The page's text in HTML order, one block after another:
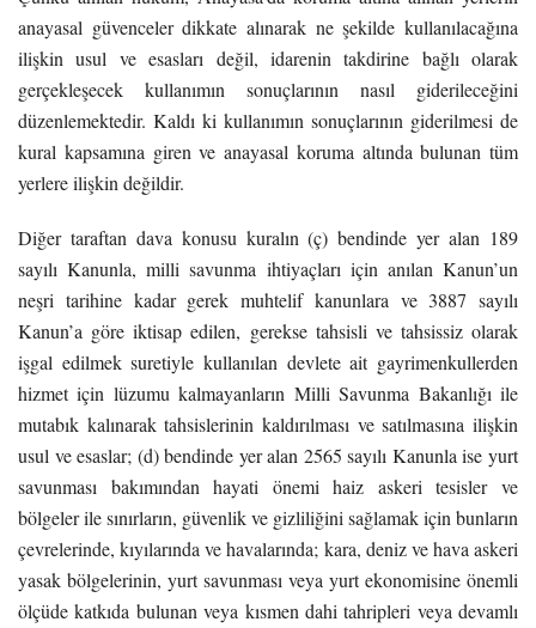
anayasal güvenceler dikkate alınarak ne şekilde kullanılacağına
ilişkin usul ve esasları değil, idarenin takdirine bağlı olarak
gerçekleşecek kullanımın sonuçlarının nasıl giderileceğini
düzenlemektedir. Kaldı ki kullanımın sonuçlarının giderilmesi de
kural kapsamına giren ve anayasal koruma altında bulunan tüm
yerlere ilişkin değildir.
Diğer taraftan dava konusu kuralın (ç) bendinde yer alan 189
sayılı Kanunla, milli savunma ihtiyaçları için anılan Kanun’un
neşri tarihine kadar gerek muhtelif kanunlara ve 3887 sayılı
Kanun’a göre iktisap edilen, gerekse tahsisli ve tahsissiz olarak
işgal edilmek suretiyle kullanılan devlete ait gayrimenkullerden
hizmet için lüzumu kalmayanların Milli Savunma Bakanlığı ile
mutabık kalınarak tahsislerinin kaldırılması ve satılmasına ilişkin
usul ve esaslar; (d) bendinde yer alan 2565 sayılı Kanunla ise yurt
savunması bakımından hayati önemi haiz askeri tesisler ve
bölgeler ile sınırların, güvenlik ve gizliliğini sağlamak için bunların
çevrelerinde, kıyılarında ve havalarında; kara, deniz ve hava askeri
yasak bölgelerinin, yurt savunması veya yurt ekonomisine önemli
ölçüde katkıda bulunan veya kısmen dahi tahripleri veya devamlı